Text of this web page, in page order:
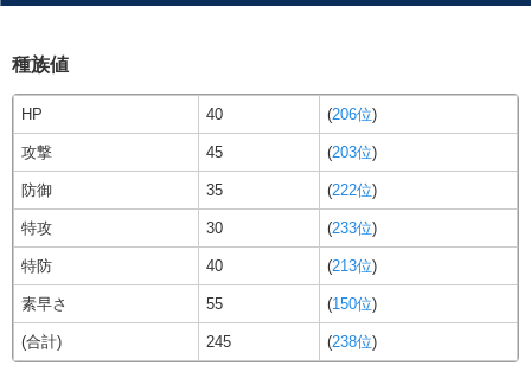
種族値
HP 40 (206位)
攻撃 45 (203位)
防御 35 (222位)
特攻 30 (233位)
特防 40 (213位)
素早さ 55 (150位)
(合計) 245 (238位)